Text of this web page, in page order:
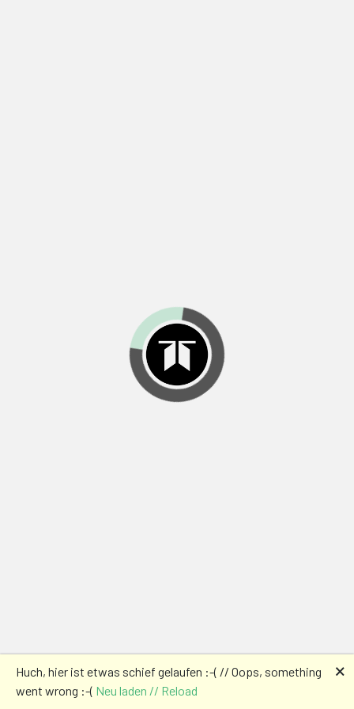
Huch, hier ist etwas schief gelaufen :-( // Oops, something
went wrong :-( Neu laden // Reload
🗙